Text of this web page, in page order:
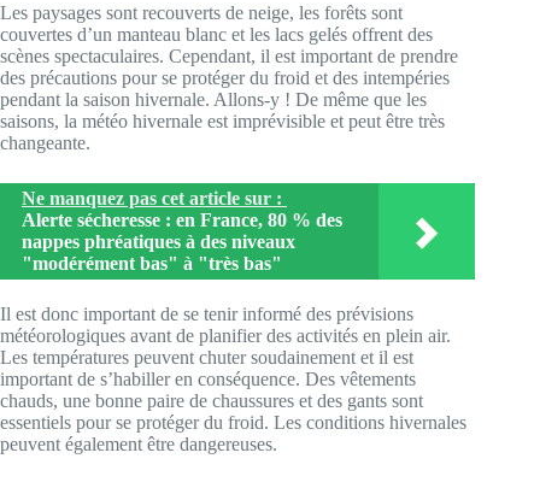
Les paysages sont recouverts de neige, les forêts sont
couvertes d’un manteau blanc et les lacs gelés offrent des
scènes spectaculaires. Cependant, il est important de prendre
des précautions pour se protéger du froid et des intempéries
pendant la saison hivernale. Allons-y ! De même que les
saisons, la météo hivernale est imprévisible et peut être très
changeante.
Ne manquez pas cet article sur :
Alerte sécheresse : en France, 80 % des
nappes phréatiques à des niveaux
"modérément bas" à "très bas"
Il est donc important de se tenir informé des prévisions
météorologiques avant de planifier des activités en plein air.
Les températures peuvent chuter soudainement et il est
important de s’habiller en conséquence. Des vêtements
chauds, une bonne paire de chaussures et des gants sont
essentiels pour se protéger du froid. Les conditions hivernales
peuvent également être dangereuses.